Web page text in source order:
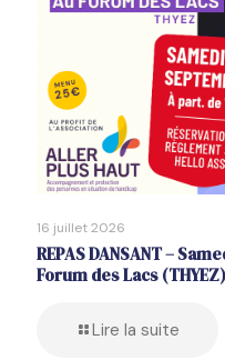
16 juillet 2026
REPAS DANSANT –
Forum des Lacs (THYEZ)
Lire la suite